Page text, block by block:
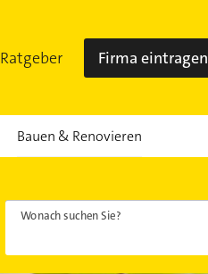
Ratgeber Firma eintragen
Bauen & Renovieren
Wonach suchen Sie?